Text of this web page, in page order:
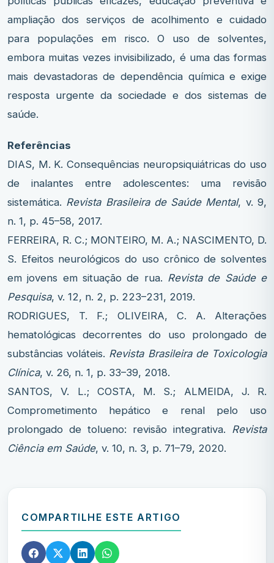
ampliação dos serviços de acolhimento e cuidado
para populações em risco. O uso de solventes,
embora muitas vezes invisibilizado, é uma das formas
mais devastadoras de dependência química e exige
resposta urgente da sociedade e dos sistemas de
saúde.
Referências
DIAS, M. K. Consequências neuropsiquiátricas do uso
de inalantes entre adolescentes: uma revisão
sistemática. Revista Brasileira de Saúde Mental, v. 9,
n. 1, p. 45–58, 2017.
FERREIRA, R. C.; MONTEIRO, M. A.; NASCIMENTO, D.
S. Efeitos neurológicos do uso crônico de solventes
em jovens em situação de rua. Revista de Saúde e
Pesquisa, v. 12, n. 2, p. 223–231, 2019.
RODRIGUES, T. F.; OLIVEIRA, C. A. Alterações
hematológicas decorrentes do uso prolongado de
substâncias voláteis. Revista Brasileira de Toxicologia
Clínica, v. 26, n. 1, p. 33–39, 2018.
SANTOS, V. L.; COSTA, M. S.; ALMEIDA, J. R.
Comprometimento hepático e renal pelo uso
prolongado de tolueno: revisão integrativa. Revista
Ciência em Saúde, v. 10, n. 3, p. 71–79, 2020.
COMPARTILHE ESTE ARTIGO